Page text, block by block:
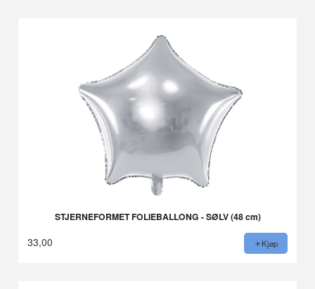
STJERNEFORMET FOLIEBALLONG - SØLV (48 cm)
33,00 Kjøp